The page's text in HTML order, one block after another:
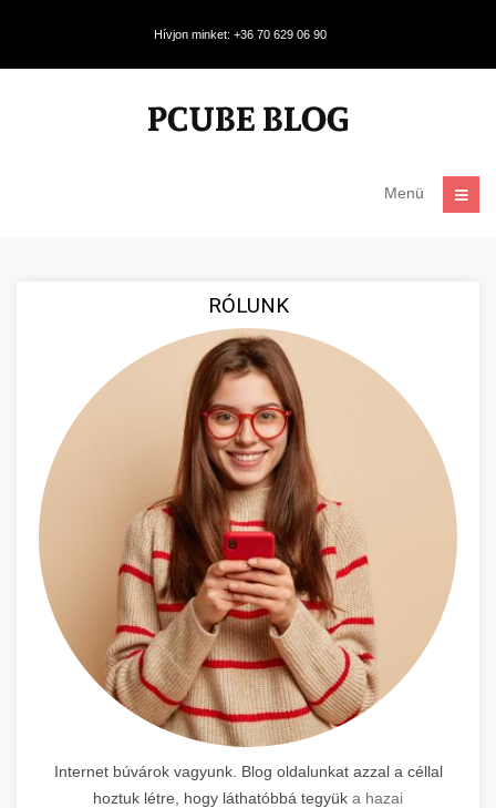
Hívjon minket: +36 70 629 06 90
Menü
RÓLUNK
Internet búvárok vagyunk. Blog oldalunkat azzal a céllal
hoztuk létre, hogy láthatóbbá tegyük a hazai